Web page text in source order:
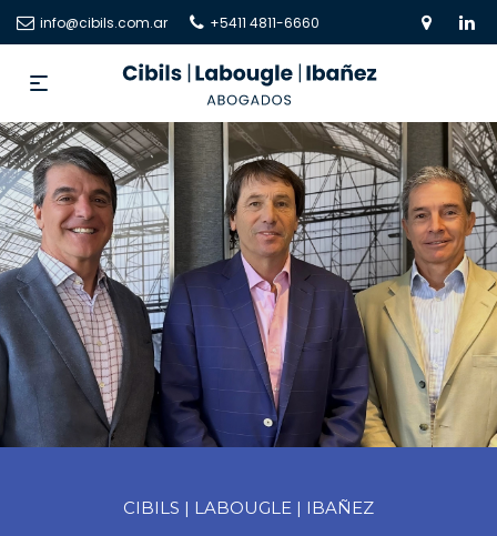
info@cibils.com.ar +5411 4811-6660
CIBILS | LABOUGLE | IBAÑEZ